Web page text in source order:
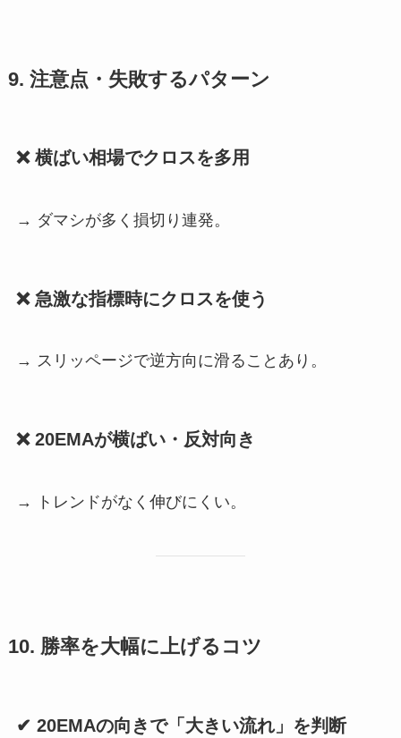
9. 注意点・失敗するパターン
❌ 横ばい相場でクロスを多用
→ ダマシが多く損切り連発。
❌ 急激な指標時にクロスを使う
→ スリッページで逆方向に滑ることあり。
❌ 20EMAが横ばい・反対向き
→ トレンドがなく伸びにくい。
10. 勝率を大幅に上げるコツ
✔ 20EMAの向きで「大きい流れ」を判断